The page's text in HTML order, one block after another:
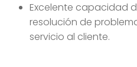
Excelente capacidad
resolución de
servicio al cliente.